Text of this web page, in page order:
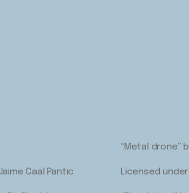
Caal Pantic
“Metal drone”
Licensed